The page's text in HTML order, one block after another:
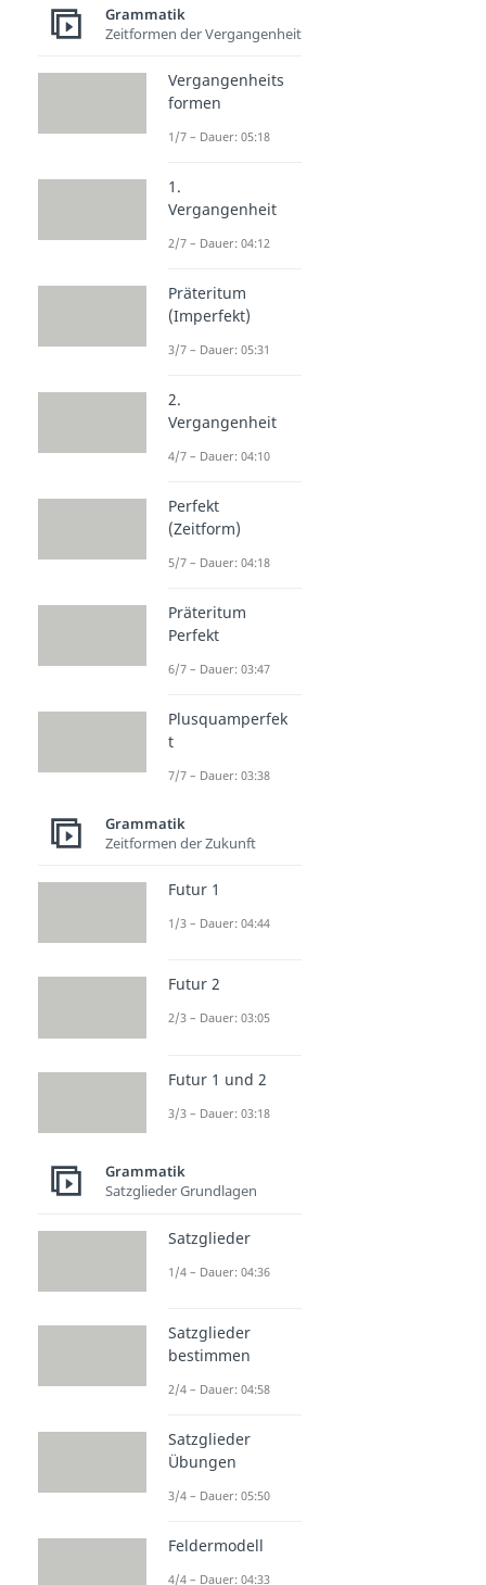
Grammatik
Zeitformen der Vergangenheit
Vergangenheits
formen
1/7 – Dauer: 05:18
1.
Vergangenheit
2/7 – Dauer: 04:12
Präteritum
(Imperfekt)
3/7 – Dauer: 05:31
2.
Vergangenheit
4/7 – Dauer: 04:10
Perfekt
(Zeitform)
5/7 – Dauer: 04:18
Präteritum
Perfekt
6/7 – Dauer: 03:47
Plusquamperfek
t
7/7 – Dauer: 03:38
Grammatik
Zeitformen der Zukunft
Futur 1
1/3 – Dauer: 04:44
Futur 2
2/3 – Dauer: 03:05
Futur 1 und 2
3/3 – Dauer: 03:18
Grammatik
Satzglieder Grundlagen
Satzglieder
1/4 – Dauer: 04:36
Satzglieder
bestimmen
2/4 – Dauer: 04:58
Satzglieder
Übungen
3/4 – Dauer: 05:50
Feldermodell
4/4 – Dauer: 04:33